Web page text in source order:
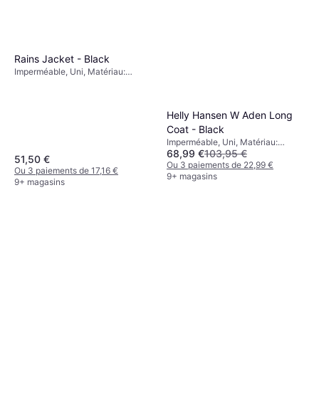
Rains Jacket - Black
Imperméable, Uni, Matériau:
51,50 €
Ou 3 paiements de 17,16 €
9+ magasins
Helly Hansen W Aden Long
Coat - Black
Imperméable, Uni, Matériau:
Polyester, Capuche, Poches,
Coupe-vent, Imperméable
68,99 €103,95 €
Ou 3 paiements de 22,99 €
9+ magasins